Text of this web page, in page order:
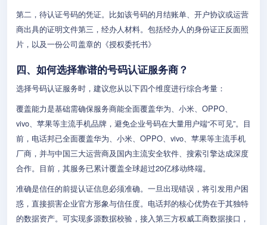
第二，待认证号码的凭证。比如该号码的月结账单、开户协议或运营
商出具的证明文件第三，经办人材料。包括经办人的身份证正反面照
片，以及一份公司盖章的《授权委托书》
四、如何选择靠谱的号码认证服务商？
选择号码认证服务时，建议您从以下四个维度进行综合考量：
覆盖能力是基础需确保服务商能全面覆盖华为、小米、OPPO、
vivo、苹果等主流手机品牌，避免企业号码在大量用户端“不可见”。目
前，电话邦已全面覆盖华为、小米、OPPO、vivo、苹果等主流手机
厂商，并与中国三大运营商及国内主流安全软件、搜索引擎达成深度
合作。目前，其服务已累计覆盖全球超过20亿移动终端。
准确是信任的前提认证信息必须准确。一旦出现错误，将引发用户困
惑，直接损害企业官方形象与信任度。电话邦的核心优势在于其独特
的数据资产。可实现多源数据校验，接入第三方权威工商数据接口，